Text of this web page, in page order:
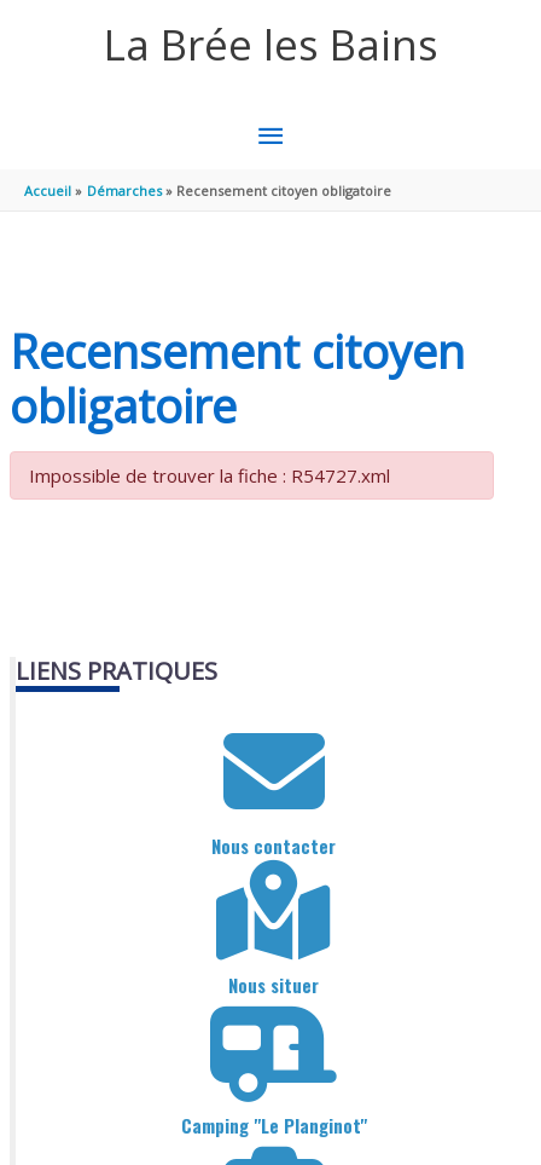
La Brée les Bains
MENU
PRINCIPAL
Accueil Démarches Recensement citoyen obligatoire
Recensement citoyen
obligatoire
Impossible de trouver la fiche : R54727.xml
LIENS PRATIQUES
Nous contacter
Nous situer
Camping "Le Planginot"